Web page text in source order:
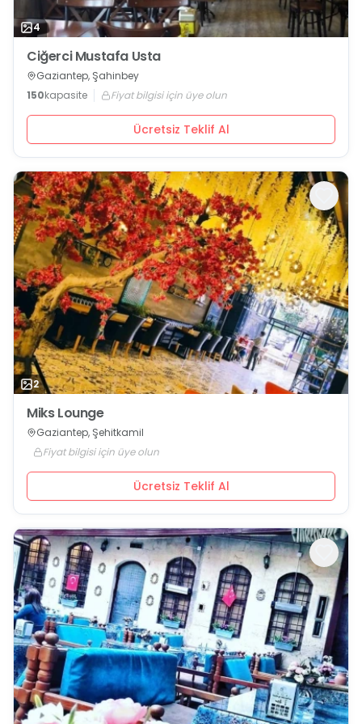
4
Ciğerci Mustafa Usta
Gaziantep, Şahinbey
150kapasite Fiyat bilgisi için üye olun
Ücretsiz Teklif Al
2
Miks Lounge
Gaziantep, Şehitkamil
Fiyat bilgisi için üye olun
Ücretsiz Teklif Al